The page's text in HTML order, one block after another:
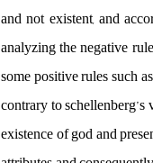
and not existent, and
analyzing the negative
some positive rules such
contrary to
existence of god and